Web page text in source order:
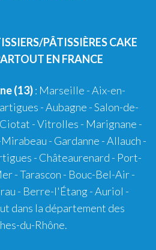
PÂTISSIÈRES CAKE
EN FRANCE
(13): Marseille -Aix-en-
-Aubagne -Salon-de-
-Vitrolles - Marignane -
Mirabeau - Gardanne -Allauch -
- Châteaurenard - Port-
-Tarascon - Bouc-Bel-Air-
- Berre-l'Étang -Auriol -
dans la département des
du-Rhône.